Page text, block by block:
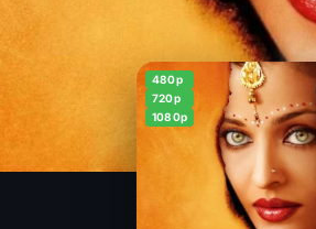
480p
720p
1080p